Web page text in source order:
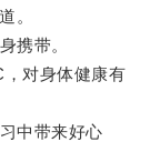
。
携带。
对身体健康有
中带来好心